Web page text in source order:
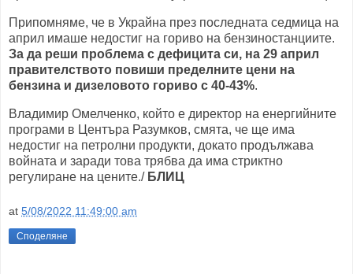
Припомняме, че в Украйна през последната седмица на
април имаше недостиг на гориво на бензиностанциите.
За да реши проблема с дефицита си, на 29 април
правителството повиши пределните цени на
бензина и дизеловото гориво с 40-43%.
Владимир Омелченко, който е директор на енергийните
програми в Центъра Разумков, смята, че ще има
недостиг на петролни продукти, докато продължава
войната и заради това трябва да има стриктно
регулиране на цените./БЛИЦ
at 5/08/2022 11:49:00 am
Споделяне